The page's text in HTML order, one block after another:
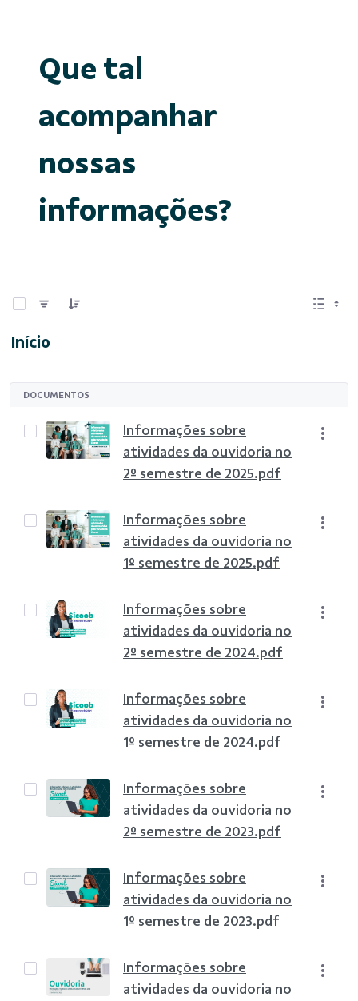
Que tal
acompanhar
nossas
informações?
Início
DOCUMENTOS
Informações sobre
atividades da ouvidoria no
2º semestre de 2025.pdf
Informações sobre
atividades da ouvidoria no
1º semestre de 2025.pdf
Informações sobre
atividades da ouvidoria no
2º semestre de 2024.pdf
Informações sobre
atividades da ouvidoria no
1º semestre de 2024.pdf
Informações sobre
atividades da ouvidoria no
2º semestre de 2023.pdf
Informações sobre
atividades da ouvidoria no
1º semestre de 2023.pdf
Informações sobre
atividades da ouvidoria no